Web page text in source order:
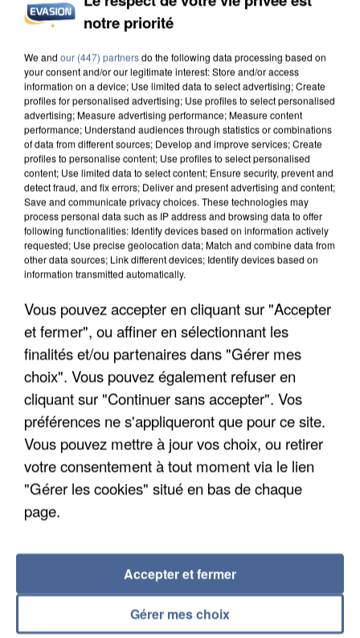
L’UN DES FONDATEURS SUPPOSÉS DE LA DZ
MAFIA INTERPELLÉ EN ALGÉRIE
UN SECOND CADRE DE LA DZ MAFIA
INTERPELLÉ EN ALGÉRIE
notre priorité
We and our (447) partnersdo the following data processing based on
your consent and/or our legitimate interest: Store and/or access
information on a device; Use limited data to select advertising; Create
profiles for personalised advertising; Use profiles to select personalised
advertising; Measure advertising performance; Measure content
performance; Understand audiences through statistics or combinations
of data from different sources; Develop and improve services; Create
profiles to personalise content; Use profiles to select personalised
content; Use limited data to select content; Ensure security, prevent and
detect fraud, and fix errors; Deliver and present advertising and content;
Save and communicate privacy choices. These technologies may
process personal data such as IP address and browsing data to offer
following functionalities: Identify devices based on information actively
requested; Use precise geolocation data; Match and combine data from
other data sources; Link different devices; Identify devices based on
information transmitted automatically.
Vous pouvez accepter en cliquant sur "Accepter
et fermer", ou affiner en sélectionnant les
finalités et/ou partenaires dans "Gérer mes
choix". Vous pouvez également refuser en
cliquant sur "Continuer sans accepter". Vos
préférences ne s'appliqueront que pour ce site.
Vous pouvez mettre à jour vos choix, ou retirer
votre consentement à tout moment via le lien
"Gérer les cookies" situé en bas de chaque
page.
Gérer mes choix
Accepter et fermer